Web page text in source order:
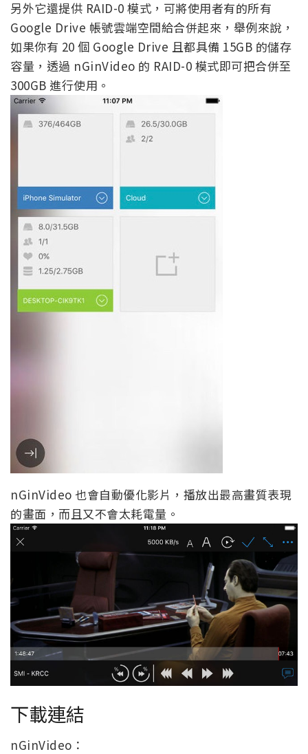
另外它還提供 RAID-0 模式，可將使用者有的所有
Google Drive 帳號雲端空間給合併起來，舉例來說，
如果你有 20 個 Google Drive 且都具備 15GB 的儲存
容量，透過 nGinVideo 的 RAID-0 模式即可把合併至
300GB 進行使用。
nGinVideo 也會自動優化影片，播放出最高畫質表現
的畫面，而且又不會太耗電量。
下載連結
nGinVideo：